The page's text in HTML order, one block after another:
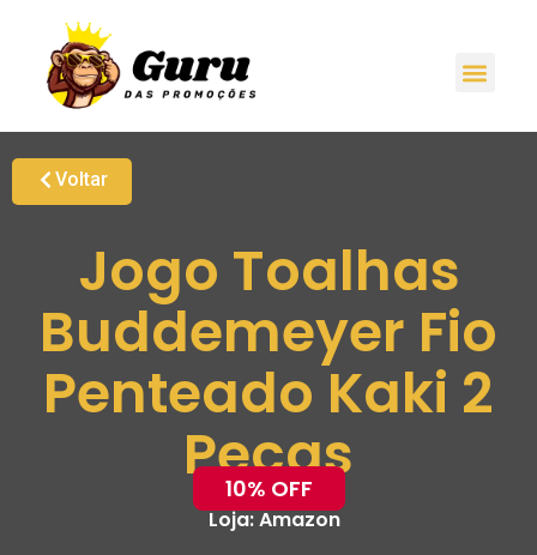
Voltar
Jogo Toalhas
Buddemeyer Fio
Penteado Kaki 2
Peças
10% OFF
Loja:Amazon